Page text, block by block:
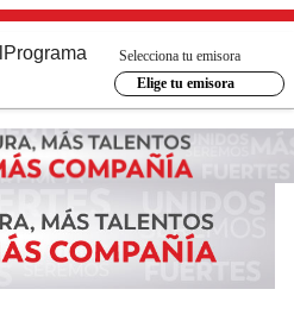
Programa
Selecciona tu emisora
Elige tu emisora